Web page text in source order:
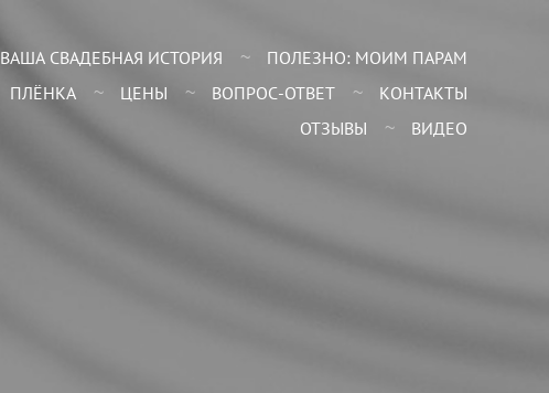
ВАША СВАДЕБНАЯ ИСТОРИЯ
ПОЛЕЗНО: МОИМ ПАРАМ
ПЛЁНКА ЦЕНЫ ВОПРОС-ОТВЕТ
КОНТАКТЫ
ОТЗЫВЫ
ВИДЕО